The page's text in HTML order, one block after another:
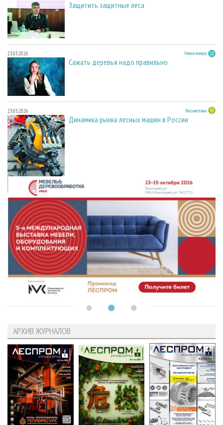
Защитить защитные леса
23.03.2026 Регион номера
Сажать деревья надо правильно
23.03.2026 Лесозаготовка
Динамика рынка лесных машин в России
АРХИВ ЖУРНАЛОВ